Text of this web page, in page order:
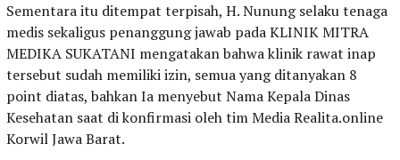
Sementara itu ditempat terpisah, H. Nunung selaku tenaga
medis sekaligus penanggung jawab pada KLINIK MITRA
MEDIKA SUKATANI mengatakan bahwa klinik rawat inap
tersebut sudah memiliki izin, semua yang ditanyakan 8
point diatas, bahkan Ia menyebut Nama Kepala Dinas
Kesehatan saat di konfirmasi oleh tim Media Realita.online
Korwil Jawa Barat.